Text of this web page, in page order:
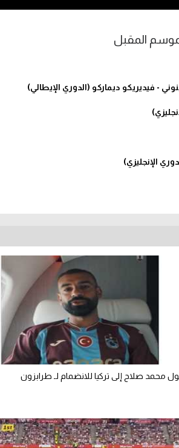
المقبل
- فيديريكو ديماركو (الدوري الإيطالي)
الإنجليزي)
محمد صلاح إلى تركيا للانضمام لـ طرابزون